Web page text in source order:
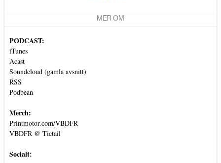
MER OM
PODCAST:
iTunes
Acast
Soundcloud (gamla avsnitt)
RSS
Podbean
Merch:
Printmotor.com/VBDFR
VBDFR @ Tictail
Socialt: